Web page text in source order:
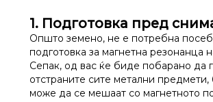
1. Подготовка пред
Општо земено, не е потребна
подготовка за магнетна резонанца
Сепак, од вас ќе биде побарано да
отстраните сите метални предмети,
може да се мешаат со магнетното